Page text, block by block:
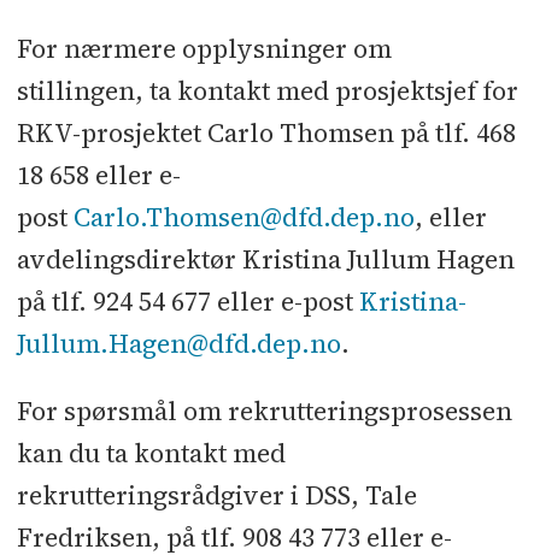
For nærmere opplysninger om
stillingen, ta kontakt med prosjektsjef for
RKV-prosjektet Carlo Thomsen på tlf. 468
18 658 eller e-
post Carlo.Thomsen@dfd.dep.no, eller
avdelingsdirektør Kristina Jullum Hagen
på tlf. 924 54 677 eller e-post Kristina-
Jullum.Hagen@dfd.dep.no.
For spørsmål om rekrutteringsprosessen
kan du ta kontakt med
rekrutteringsrådgiver i DSS, Tale
Fredriksen, på tlf. 908 43 773 eller e-